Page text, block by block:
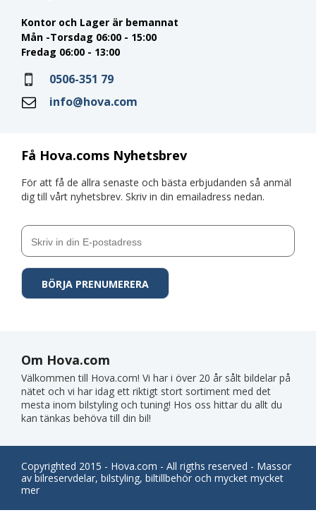
Få Hova.coms Nyhetsbrev
För att få de allra senaste och bästa erbjudanden så anmäl
dig till vårt nyhetsbrev. Skriv in din emailadress nedan.
Kontor och Lager är bemannat
Mån -Torsdag 06:00 - 15:00
Fredag 06:00 - 13:00
0506-351 79
info@hova.com
Om Hova.com
Välkommen till Hova.com! Vi har i över 20 år sålt bildelar på
nätet och vi har idag ett riktigt stort sortiment med det
mesta inom bilstyling och tuning! Hos oss hittar du allt du
kan tänkas behöva till din bil!
Copyrighted 2015 - Hova.com - All rigths reserved - Massor
av bilreservdelar, bilstyling, biltillbehör och mycket mycket
mer